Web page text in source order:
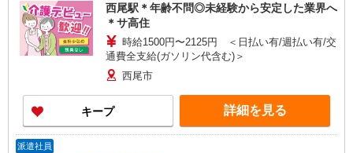
西尾駅＊年齢不問◎未経験から安定した業界へ
＊サ高住
時給1500円〜2125円 ＜日払い有/週払い有/交
通費全支給(ガソリン代含む)＞
西尾市
キープ 詳細を見る
派遣社員